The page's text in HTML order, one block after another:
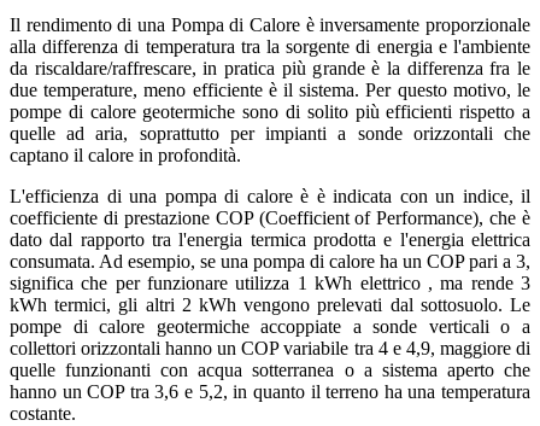
Il rendimento di una Pompa di Calore è inversamente proporzionale
alla differenza di temperatura tra la sorgente di energia e l'ambiente
da riscaldare/raffrescare, in pratica più grande è la differenza fra le
due temperature, meno efficiente è il sistema. Per questo motivo, le
pompe di calore geotermiche sono di solito più efficienti rispetto a
quelle ad aria, soprattutto per impianti a sonde orizzontali che
captano il calore in profondità.
L'efficienza di una pompa di calore è è indicata con un indice, il
coefficiente di prestazione COP (Coefficient of Performance), che è
dato dal rapporto tra l'energia termica prodotta e l'energia elettrica
consumata. Ad esempio, se una pompa di calore ha un COP pari a 3,
significa che per funzionare utilizza 1 kWh elettrico , ma rende 3
kWh termici, gli altri 2 kWh vengono prelevati dal sottosuolo. Le
pompe di calore geotermiche accoppiate a sonde verticali o a
collettori orizzontali hanno un COP variabile tra 4 e 4,9, maggiore di
quelle funzionanti con acqua sotterranea o a sistema aperto che
hanno un COP tra 3,6 e 5,2, in quanto il terreno ha una temperatura
costante.